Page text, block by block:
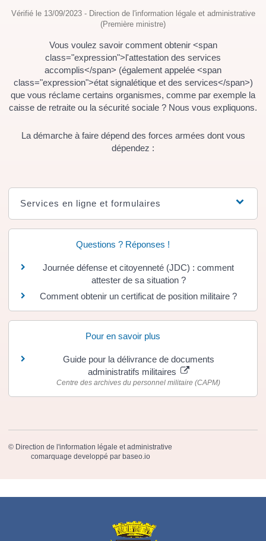
Vérifié le 13/09/2023 - Direction de l'information légale et administrative
(Première ministre)
Vous voulez savoir comment obtenir <span
class="expression">l'attestation des services
accomplis</span> (également appelée <span
class="expression">état signalétique et des services</span>)
que vous réclame certains organismes, comme par exemple la
caisse de retraite ou la sécurité sociale ? Nous vous expliquons.
La démarche à faire dépend des forces armées dont vous
dépendez :
Services en ligne et formulaires
Questions ? Réponses !
Journée défense et citoyenneté (JDC) : comment
attester de sa situation ?
Comment obtenir un certificat de position militaire ?
Pour en savoir plus
Guide pour la délivrance de documents
administratifs militaires
Centre des archives du personnel militaire (CAPM)
© Direction de l'information légale et administrative
comarquage developpé par baseo.io